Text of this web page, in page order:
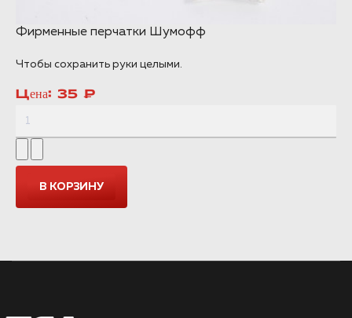
Фирменные перчатки Шумофф
Чтобы сохранить руки целыми.
Цена: 35 ₽